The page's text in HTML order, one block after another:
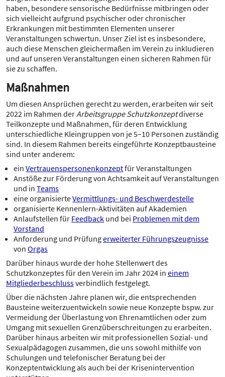
haben, besondere sensorische Bedürfnisse mitbringen oder
sich vielleicht aufgrund psychischer oder chronischer
Erkrankungen mit bestimmten Elementen unserer
Veranstaltungen schwertun. Unser Ziel ist es insbesondere,
auch diese Menschen gleichermaßen im Verein zu inkludieren
und auf unseren Veranstaltungen einen sicheren Rahmen für
sie zu schaffen.
Maßnahmen
Um diesen Ansprüchen gerecht zu werden, erarbeiten wir seit
2022 im Rahmen derArbeitsgruppe Schutzkonzeptdiverse
Teilkonzepte und Maßnahmen, für deren Entwicklung
unterschiedliche Kleingruppen von je 5–10 Personen zuständig
sind. In diesem Rahmen bereits eingeführte Konzeptbausteine
sind unter anderem:
einVertrauenspersonenkonzeptfür Veranstaltungen
Anstöße zur Förderung von Achtsamkeit auf Veranstaltungen
und inTeams
eine organisierteVermittlungs- und Beschwerdestelle
organisierte Kennenlern-Aktivitäten auf Akademien
Anlaufstellen für Feedback und bei Problemen mit dem
Vorstand
Anforderung und Prüfungerweiterter Führungszeugnisse
vonOrgas
Darüber hinaus wurde der hohe Stellenwert des
Schutzkonzeptes für den Verein im Jahr 2024 in einem
Mitgliederbeschlussverbindlich festgelegt.
Über die nächsten Jahre planen wir, die entsprechenden
Bausteine weiterzuentwickeln sowie neue Konzepte bspw. zur
Vermeidung der Überlastung von Ehrenamtlichen oder zum
Umgang mit sexuellen Grenzüberschreitungen zu erarbeiten.
Darüber hinaus arbeiten wir mit professionellen Sozial- und
Sexualpädagogen zusammen, die uns sowohl mithilfe von
Schulungen und telefonischer Beratung bei der
Konzeptentwicklung als auch bei der Krisenintervention